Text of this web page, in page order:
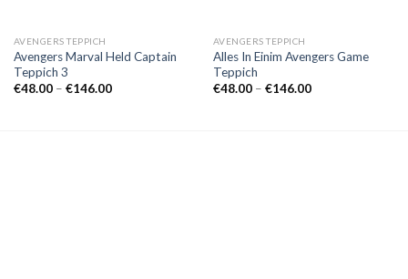
AVENGERS TEPPICH
Avengers Marval Held Captain
Teppich 3
€48.00 – €146.00Preisspanne:
AVENGERS TEPPICH
Alles In Einim Avengers Game
Teppich
€48.00 – €146.00Preisspanne: